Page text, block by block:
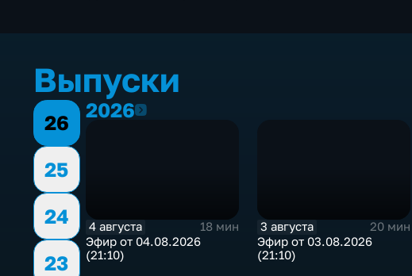
Выпуски
26
25
24
23
20262026
4 августа
18 мин
Эфир от 04.08.2026
(21:10)
3 августа
20 мин
Эфир от 03.08.2026
(21:10)